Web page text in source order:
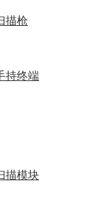
描枪
持终端
描模块